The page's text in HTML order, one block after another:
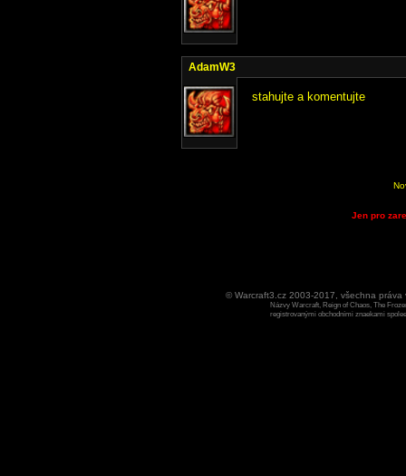
AdamW3
stahujte a komentujte
Jen pro
© Warcraft3.cz 2003-2017, všechna
Názvy Warcraft, Reign of Chaos, The
registrovanými obchodními znaekami